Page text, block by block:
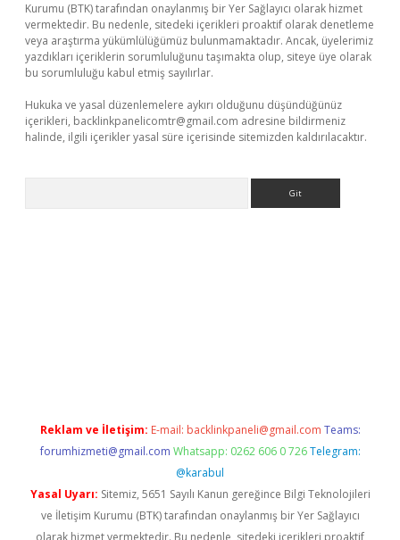
Kurumu (BTK) tarafından onaylanmış bir Yer Sağlayıcı olarak hizmet
vermektedir. Bu nedenle, sitedeki içerikleri proaktif olarak denetleme
veya araştırma yükümlülüğümüz bulunmamaktadır. Ancak, üyelerimiz
yazdıkları içeriklerin sorumluluğunu taşımakta olup, siteye üye olarak
bu sorumluluğu kabul etmiş sayılırlar.
Hukuka ve yasal düzenlemelere aykırı olduğunu düşündüğünüz
içerikleri, backlinkpanelicomtr@gmail.com adresine bildirmeniz
halinde, ilgili içerikler yasal süre içerisinde sitemizden kaldırılacaktır.
Reklam ve İletişim: E-mail: backlinkpaneli@gmail.com Teams:
forumhizmeti@gmail.com Whatsapp: 0262 606 0 726 Telegram:
@karabul
Yasal Uyarı: Sitemiz, 5651 Sayılı Kanun gereğince Bilgi Teknolojileri
ve İletişim Kurumu (BTK) tarafından onaylanmış bir Yer Sağlayıcı
olarak hizmet vermektedir. Bu nedenle, sitedeki içerikleri proaktif